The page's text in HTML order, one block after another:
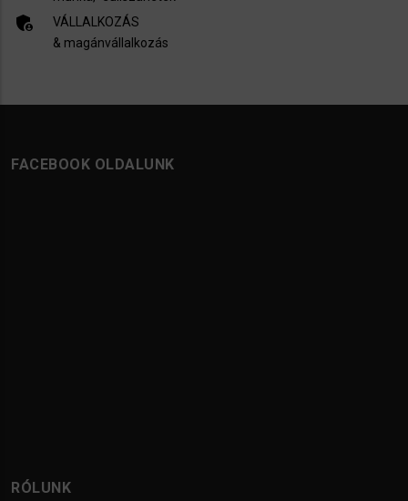
admin_panel_settings
VÁLLALKOZÁS
& magánvállalkozás
FACEBOOK OLDALUNK
RÓLUNK